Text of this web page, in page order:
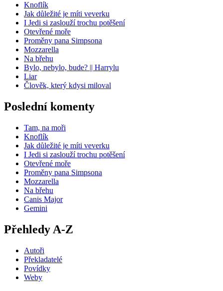
Knoflík
Jak důležité je míti veverku
I Jedi si zaslouží trochu potěšení
Otevřené moře
Proměny pana Simpsona
Mozzarella
Na břehu
Bylo, nebylo, bude? || Harrylu
Liar
Člověk, který kdysi miloval
Poslední komenty
Tam, na moři
Knoflík
Jak důležité je míti veverku
I Jedi si zaslouží trochu potěšení
Otevřené moře
Proměny pana Simpsona
Mozzarella
Na břehu
Canis Major
Gemini
Přehledy A-Z
Autoři
Překladatelé
Povídky
Weby